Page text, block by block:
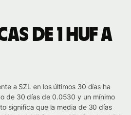
de 1 HUF a
a SZL en los últimos 30 días ha
de 30 días de 0.0530 y un mínimo
significa que la media de 30 días